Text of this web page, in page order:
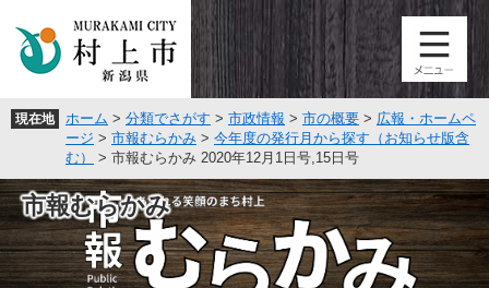
頭
。
飛
て
本
文
へ
現在地 ホーム > 分類でさがす > 市政情報 > 市の概要 > 広報・ホームペ
ージ > 市報むらかみ > 今年度の発行月から探す（お知らせ版含
む）
> 市報むらかみ 2020年12月1日号,15日号
市報むらかみ